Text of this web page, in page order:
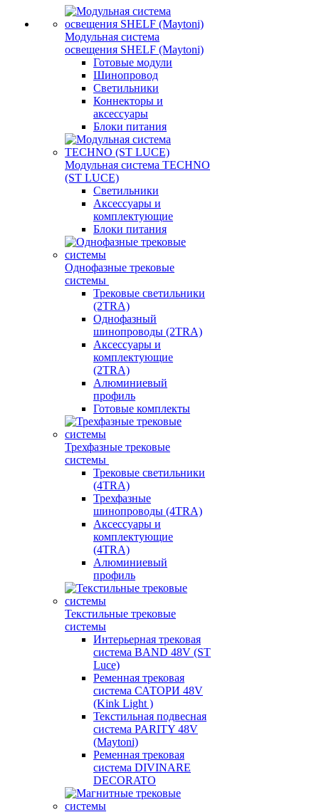
Модульная система
освещения SHELF (Maytoni)
Готовые модули
Шинопровод
Светильники
Коннекторы и
аксессуары
Блоки питания
Модульная система TECHNO
(ST LUCE)
Светильники
Аксессуары и
комплектующие
Блоки питания
Однофазные трековые
системы
Трековые светильники
(2TRA)
Однофазный
шинопроводы (2TRA)
Аксессуары и
комплектующие
(2TRA)
Алюминиевый
профиль
Готовые комплекты
Трехфазные трековые
системы
Трековые светильники
(4TRA)
Трехфазные
шинопроводы (4TRA)
Аксессуары и
комплектующие
(4TRA)
Алюминиевый
профиль
Текстильные трековые
системы
Интерьерная трековая
система BAND 48V (ST
Luce)
Ременная трековая
система САТОРИ 48V
(Kink Light )
Текстильная подвесная
система PARITY 48V
(Maytoni)
Ременная трековая
система DIVINARE
DECORATO